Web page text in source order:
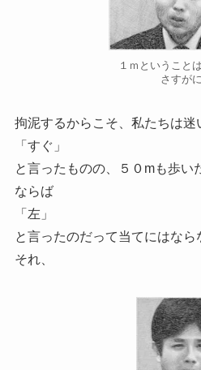
１ｍということ
さすがに
拘泥するからこそ、私たちは迷
「すぐ」
と言ったものの、５０mも歩い
ならば
「左」
と言ったのだって当てにはなら
それ、